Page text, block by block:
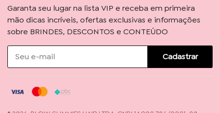
Garanta seu lugar na lista VIP e receba em primeira
mão dicas incríveis, ofertas exclusivas e informações
sobre BRINDES, DESCONTOS e CONTEÚDO
Cadastrar